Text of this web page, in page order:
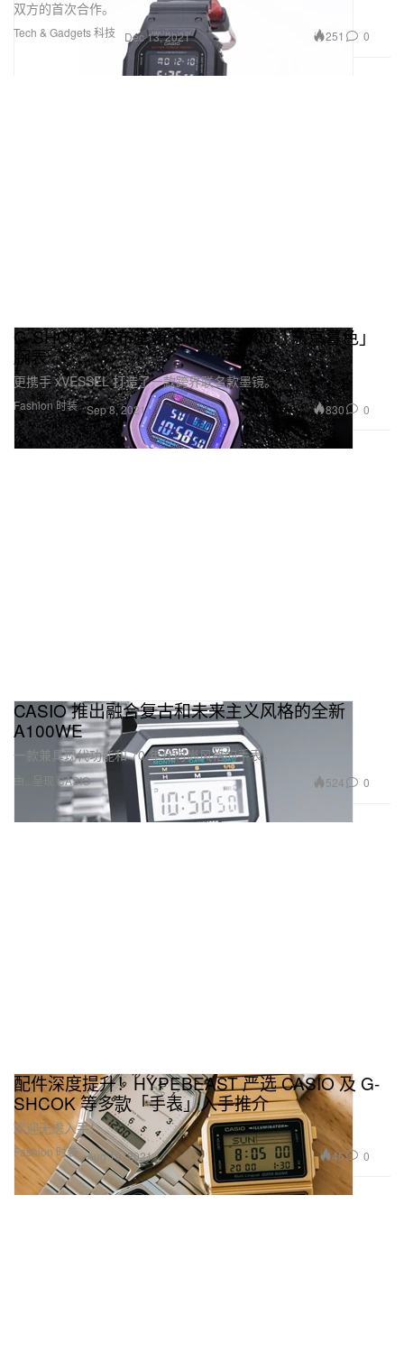
Tech & Gadgets 科技
双方的首次合作。
Dec 13, 2021 251 0
Fashion 时装
G-SHOCK 发布全新 GMW-B5000「东京暮色」
腕表
更携手 xVESSEL 打造了一款跨界联名款墨镜。
Sep 8, 2021 830 0
CASIO 推出融合复古和未来主义风格的全新
A100WE
一款兼具现代功能和 70 年代时尚风格的手表。
由...呈现 CASIO 524 0
Fashion 时装
配件深度提升！HYPEBEAST 严选 CASIO 及 G-
SHCOK 等多款「手表」入手推介
欢迎无虑入手！
Aug 10, 2021 45 0